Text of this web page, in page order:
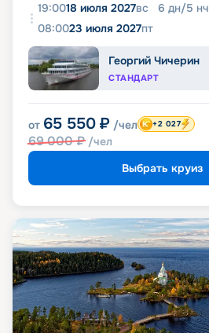
19:0018 июля 2027вс 6 дн/5 нч
08:0023 июля 2027пт
Георгий Чичерин
СТАНДАРТ
от 65 550 ₽ /чел
69 000₽ /чел
+2 027
Выбрать круиз